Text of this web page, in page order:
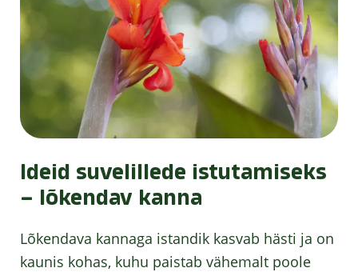
Ideid suvelillede istutamiseks
– lõkendav kanna
Lõkendava kannaga istandik kasvab hästi ja on
kaunis kohas, kuhu paistab vähemalt poole